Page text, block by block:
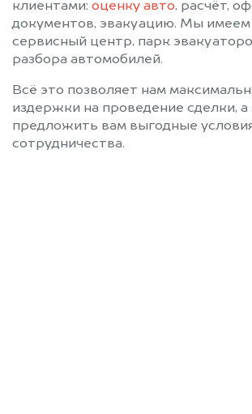
клиентами: оценку авто, расчёт,
документов, эвакуацию. Мы имеем
сервисный центр, парк
разбора автомобилей.
Всё это позволяет нам
издержки на проведение сделки, а
предложить вам выгодные
сотрудничества.